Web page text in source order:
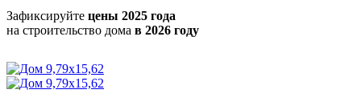
Зафиксируйте цены 2025 года
на строительство дома в 2026 году